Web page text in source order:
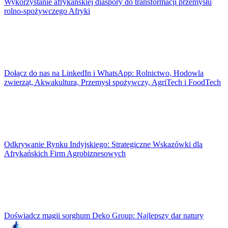
Wykorzystanie afrykańskiej diaspory do transformacji przemysłu
rolno-spożywczego Afryki
Dołącz do nas na LinkedIn i WhatsApp: Rolnictwo, Hodowla
zwierząt, Akwakultura, Przemysł spożywczy, AgriTech i FoodTech
Odkrywanie Rynku Indyjskiego: Strategiczne Wskazówki dla
Afrykańskich Firm Agrobiznesowych
Doświadcz magii sorghum Deko Group: Najlepszy dar natury